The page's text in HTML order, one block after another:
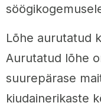
Lõhe aurutatud
Aurutatud lõhe
suurepärase
kiudainerikaste